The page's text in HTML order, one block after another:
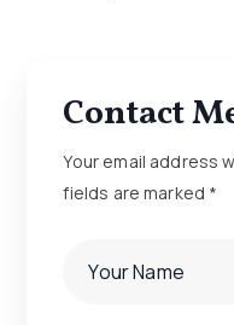
Contact
Your email address
fields are marked *